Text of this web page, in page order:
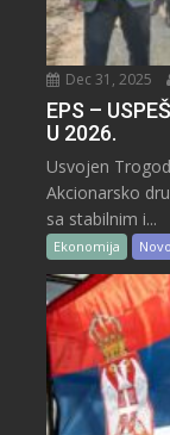
Dec 31, 2025
EPS –
U 2026.
Usvojen
Akcionarsko
sa stabilnim i...
Ekonomija